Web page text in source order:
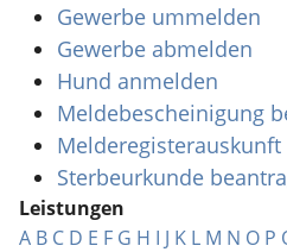
Gewerbe ummelden
Gewerbe abmelden
Hund anmelden
Meldebescheinigung
Sterbeurkunde
Leistungen
A B C D E F G H I J K L M N O P